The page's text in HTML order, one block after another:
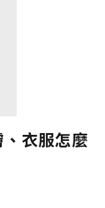
衣服怎麼